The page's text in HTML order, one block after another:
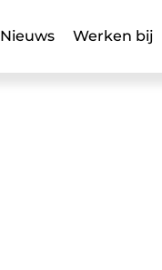
Nieuws Werken bij